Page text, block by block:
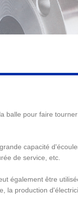
balle pour faire
capacité
de service, etc.
également être
la production